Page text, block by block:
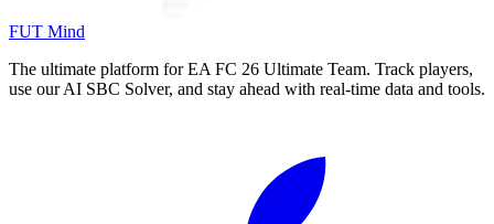
FUT Mind
The ultimate platform for EA FC 26 Ultimate Team. Track players,
use our AI SBC Solver, and stay ahead with real-time data and tools.